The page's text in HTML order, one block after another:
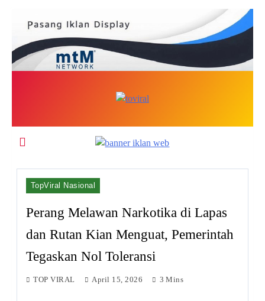
content
TopViral Nasional
Perang Melawan Narkotika di Lapas
dan Rutan Kian Menguat, Pemerintah
Tegaskan Nol Toleransi
TOP VIRAL April 15, 2026 3 Mins